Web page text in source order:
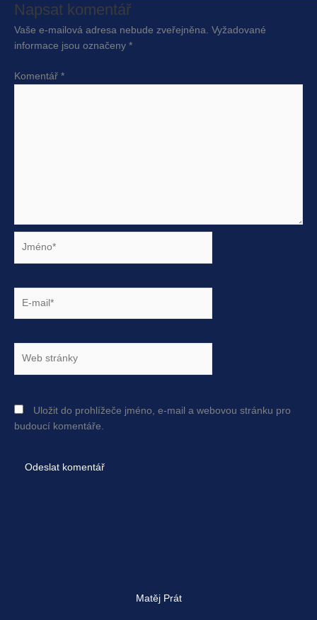
Napsat komentář
Vaše e-mailová adresa nebude zveřejněna. Vyžadované
informace jsou označeny *
Komentář *
mail*
Uložit do prohlížeče jméno, e-mail a webovou stránku pro
budoucí komentáře.
Matěj Prát